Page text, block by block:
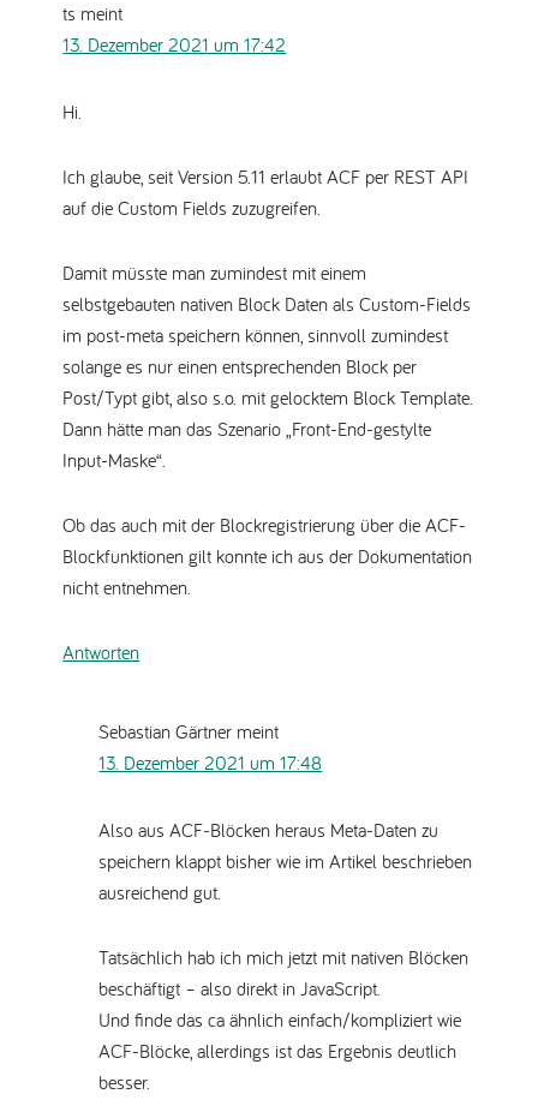
ts meint
13. Dezember 2021 um 17:42
Hi.
Ich glaube, seit Version 5.11 erlaubt ACF per REST API
auf die Custom Fields zuzugreifen.
Damit müsste man zumindest mit einem
selbstgebauten nativen Block Daten als Custom-Fields
im post-meta speichern können, sinnvoll zumindest
solange es nur einen entsprechenden Block per
Post/Typt gibt, also s.o. mit gelocktem Block Template.
Dann hätte man das Szenario „Front-End-gestylte
Input-Maske“.
Ob das auch mit der Blockregistrierung über die ACF-
Blockfunktionen gilt konnte ich aus der Dokumentation
nicht entnehmen.
Antworten
Sebastian Gärtner meint
13. Dezember 2021 um 17:48
Also aus ACF-Blöcken heraus Meta-Daten zu
speichern klappt bisher wie im Artikel beschrieben
ausreichend gut.
Tatsächlich hab ich mich jetzt mit nativen Blöcken
beschäftigt – also direkt in JavaScript.
Und finde das ca ähnlich einfach/kompliziert wie
ACF-Blöcke, allerdings ist das Ergebnis deutlich
besser.